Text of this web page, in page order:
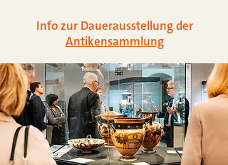
Info zur Dauerausstellung der
Antikensammlung